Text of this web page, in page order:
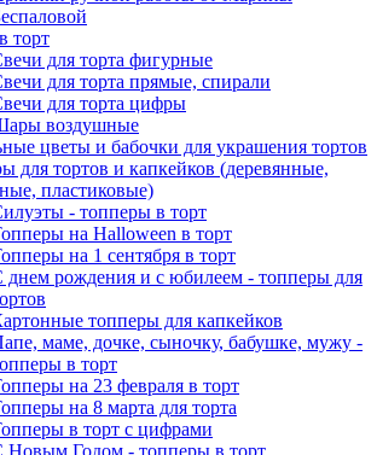
торт
для торта фигурные
для торта прямые, спирали
для торта цифры
воздушные
цветы и бабочки для украшения тортов
для тортов и капкейков (деревянные,
пластиковые)
- топперы в торт
на Halloween в торт
на 1 сентября в торт
днем рождения и с юбилеем - топперы для
топперы для капкейков
маме, дочке, сыночку, бабушке, мужу -
в торт
на 23 февраля в торт
на 8 марта для торта
в торт с цифрами
Новым Годом - топперы в торт